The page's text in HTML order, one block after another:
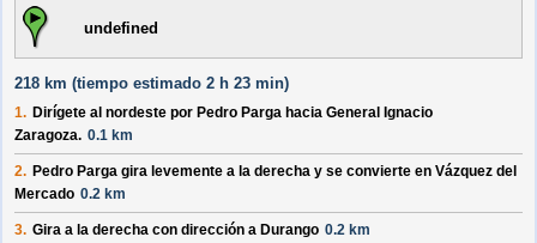
undefined
218 km (tiempo estimado 2 h 23 min)
1. Dirígete al nordeste por Pedro Parga hacia General Ignacio
Zaragoza. 0.1 km
2. Pedro Parga gira levemente a la derecha y se convierte en Vázquez del
Mercado 0.2 km
3. Gira a la derecha con dirección a Durango 0.2 km